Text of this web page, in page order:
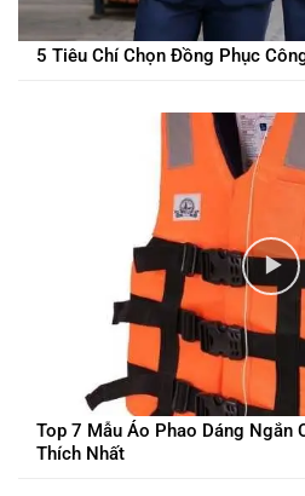
5 Tiêu Chí Chọn Đồng Phục
Top 7 Mẫu Áo Phao Dáng Ngắn
Thích Nhất